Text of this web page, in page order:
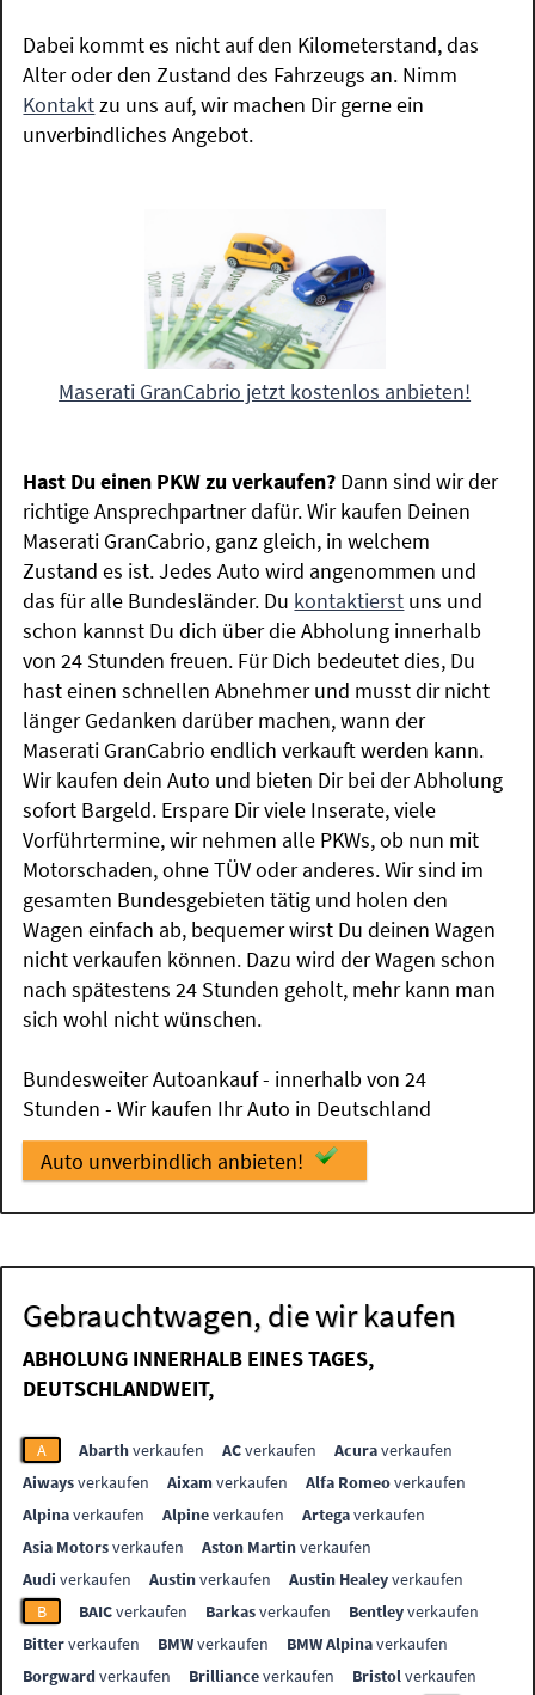
Dabei kommt es nicht auf den Kilometerstand, das
Alter oder den Zustand des Fahrzeugs an. Nimm
Kontaktzu uns auf, wir machen Dir gerne ein
unverbindliches Angebot.
Maserati GranCabrio jetzt kostenlos anbieten!
Hast Du einen PKW zu verkaufen? Dann sind wir der
richtige Ansprechpartner dafür. Wir kaufen Deinen
Maserati GranCabrio, ganz gleich, in welchem
Zustand es ist. Jedes Auto wird angenommen und
das für alle Bundesländer. Du kontaktierst uns und
schon kannst Du dich über die Abholung innerhalb
von 24 Stunden freuen. Für Dich bedeutet dies, Du
hast einen schnellen Abnehmer und musst dir nicht
länger Gedanken darüber machen, wann der
Maserati GranCabrio endlich verkauft werden kann.
Wir kaufen dein Auto und bieten Dir bei der Abholung
sofort Bargeld. Erspare Dir viele Inserate, viele
Vorführtermine, wir nehmen alle PKWs, ob nun mit
Motorschaden, ohne TÜV oder anderes. Wir sind im
gesamten Bundesgebieten tätig und holen den
Wagen einfach ab, bequemer wirst Du deinen Wagen
nicht verkaufen können. Dazu wird der Wagen schon
nach spätestens 24 Stunden geholt, mehr kann man
sich wohl nicht wünschen.
Bundesweiter Autoankauf - innerhalb von 24
Stunden - Wir kaufen Ihr Auto in Deutschland
Auto unverbindlich anbieten!
Gebrauchtwagen, die wir kaufen
ABHOLUNG INNERHALB EINES TAGES,
DEUTSCHLANDWEIT,
A Abarthverkaufen ACverkaufen Acuraverkaufen
Aiwaysverkaufen Aixamverkaufen Alfa Romeoverkaufen
Alpinaverkaufen Alpineverkaufen Artegaverkaufen
Asia Motorsverkaufen Aston Martinverkaufen
Audi verkaufen Austinverkaufen Austin Healeyverkaufen
B
BAICverkaufen Barkasverkaufen Bentleyverkaufen
Bitterverkaufen BMWverkaufen BMW Alpinaverkaufen
Borgwardverkaufen Brillianceverkaufen Bristolverkaufen